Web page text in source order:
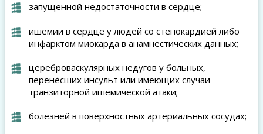
запущенной недостаточности в сердце;
ишемии в сердце у людей со стенокардией либо
инфарктом миокарда в анамнестических данных;
цереброваскулярных недугов у больных,
перенёсших инсульт или имеющих случаи
транзиторной ишемической атаки;
болезней в поверхностных артериальных сосудах;